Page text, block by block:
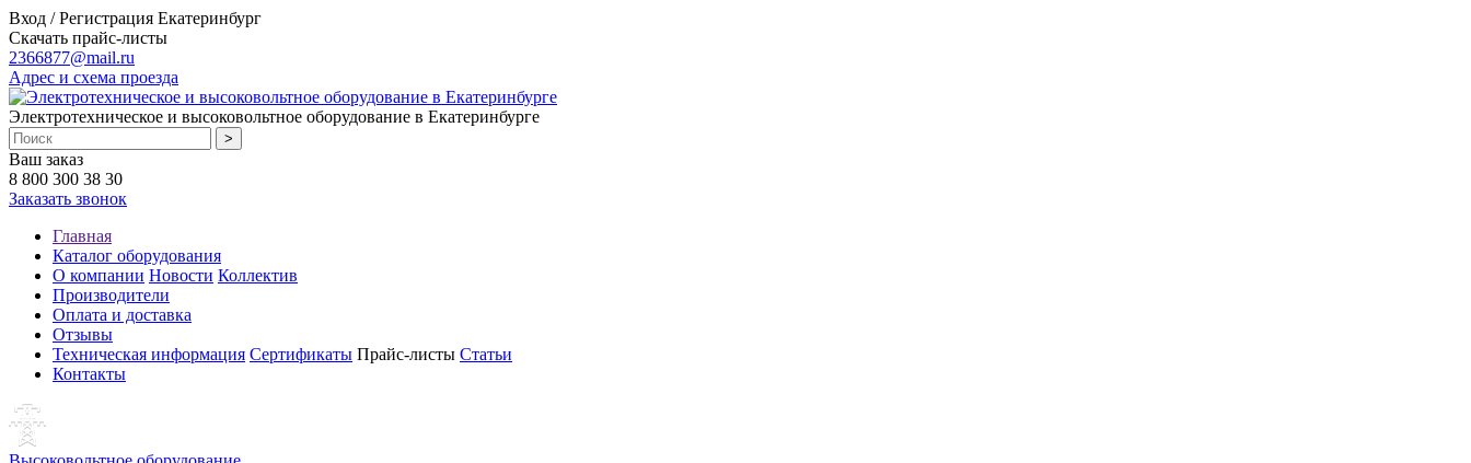
Вход / Регистрация Екатеринбург
Скачать прайс-листы
2366877@mail.ru
Адрес и схема проезда
Электротехническое и высоковольтное оборудование в Екатеринбурге
Ваш заказ
8 800 300 38 30
Заказать звонок
Главная
Каталог оборудования
О компании Новости Коллектив
Производители
Оплата и доставка
Отзывы
Техническая информация Сертификаты Прайс-листы Статьи
Контакты